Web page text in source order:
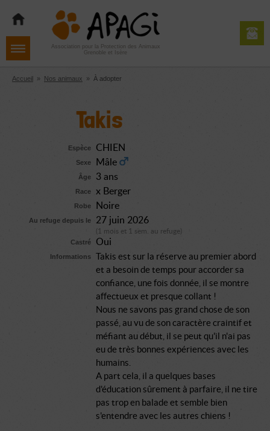
navigation
contenu
Aller
pied
de
Association pour la Protection des Animaux
Grenoble et Isère
Accueil » Nos animaux » À adopter
Takis
Espèce CHIEN
Sexe Mâle
Âge 3 ans
Race x Berger
Robe Noire
Au refuge depuis le 27 juin 2026
(1 mois et 1 sem. au refuge)
Castré
Oui
Informations
Takis est sur la réserve au premier abord
et a besoin de temps pour accorder sa
confiance, une fois donnée, il se montre
affectueux et presque collant !
Nous ne savons pas grand chose de son
passé, au vu de son caractère craintif et
méfiant au début, il se peut qu'il n'ai pas
eu de très bonnes expériences avec les
humains.
A part cela, il a quelques bases
d'éducation sûrement à parfaire, il ne tire
pas trop en balade et semble bien
s'entendre avec les autres chiens !